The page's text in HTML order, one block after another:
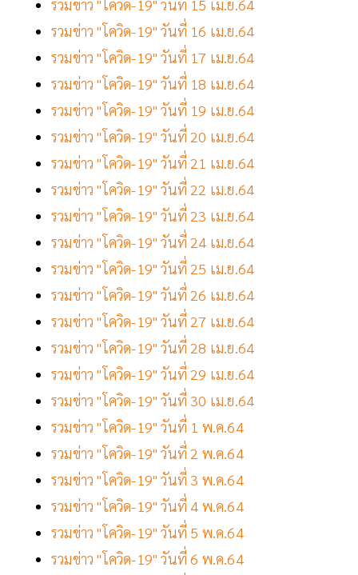
รวมข่าว "โควิด-19" วันที่ 15 เม.ย.64
รวมข่าว "โควิด-19" วันที่ 16 เม.ย.64
รวมข่าว "โควิด-19" วันที่ 17 เม.ย.64
รวมข่าว "โควิด-19" วันที่ 18 เม.ย.64
รวมข่าว "โควิด-19" วันที่ 19 เม.ย.64
รวมข่าว "โควิด-19" วันที่ 20 เม.ย.64
รวมข่าว "โควิด-19" วันที่ 21 เม.ย.64
รวมข่าว "โควิด-19" วันที่ 22 เม.ย.64
รวมข่าว "โควิด-19" วันที่ 23 เม.ย.64
รวมข่าว "โควิด-19" วันที่ 24 เม.ย.64
รวมข่าว "โควิด-19" วันที่ 25 เม.ย.64
รวมข่าว "โควิด-19" วันที่ 26 เม.ย.64
รวมข่าว "โควิด-19" วันที่ 27 เม.ย.64
รวมข่าว "โควิด-19" วันที่ 28 เม.ย.64
รวมข่าว "โควิด-19" วันที่ 29 เม.ย.64
รวมข่าว "โควิด-19" วันที่ 30 เม.ย.64
รวมข่าว "โควิด-19" วันที่ 1 พ.ค.64
รวมข่าว "โควิด-19" วันที่ 2 พ.ค.64
รวมข่าว "โควิด-19" วันที่ 3 พ.ค.64
รวมข่าว "โควิด-19" วันที่ 4 พ.ค.64
รวมข่าว "โควิด-19" วันที่ 5 พ.ค.64
รวมข่าว "โควิด-19" วันที่ 6 พ.ค.64